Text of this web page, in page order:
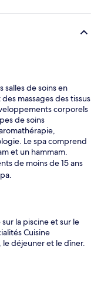
salles de soins en
massages des tissus
corporels
de soins
Le spa comprend
et un hammam.
de moins de 15 ans
la piscine et sur le
Cuisine
déjeuner et le dîner.